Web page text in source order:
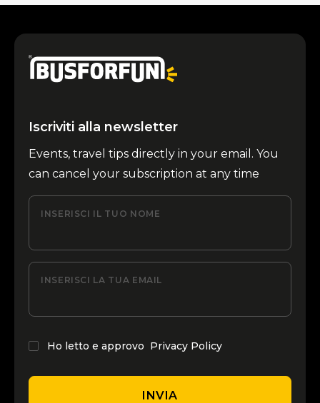
Iscriviti alla newsletter
Events, travel tips directly in your email. You
can cancel your subscription at any time
INSERISCI IL TUO NOME
INSERISCI LA TUA EMAIL
Ho letto e approvo Privacy Policy
INVIA